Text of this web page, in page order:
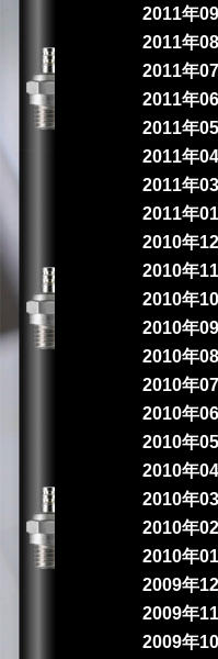
2011年
2011年
2011年
2011年
2011年
2011年
2011年
2011年
2010年
2010年
2010年
2010年
2010年
2010年
2010年
2010年
2010年
2010年
2010年
2010年
2009年
2009年
2009年